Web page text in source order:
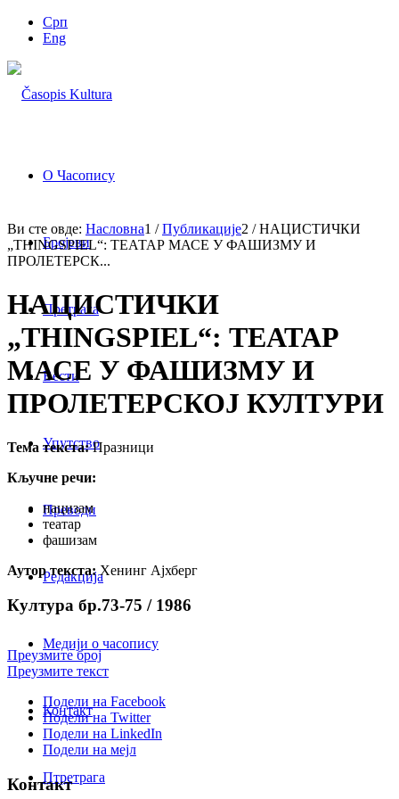
Срп
Eng
О Часопису
Бројеви
Претрага
Вести
Упутство
Преводи
Редакција
Медији о часопису
Контакт
Птретрага
Ви сте овде: Насловна1 / Публикације2 / НАЦИСТИЧКИ
„THINGSPIEL“: ТЕАТАР МАСЕ У ФАШИЗМУ И
ПРОЛЕТЕРСК...
НАЦИСТИЧКИ
„THINGSPIEL“: ТЕАТАР
МАСЕ У ФАШИЗМУ И
ПРОЛЕТЕРСКОЈ КУЛТУРИ
Тема текста:Празници
Кључне речи:
нацизам
театар
фашизам
Аутор текста: Хенинг Ајхберг
Култура бр.73-75 / 1986
Преузмите број
Преузмите текст
Подели на Facebook
Подели на Twitter
Подели на LinkedIn
Подели на мејл
Контакт